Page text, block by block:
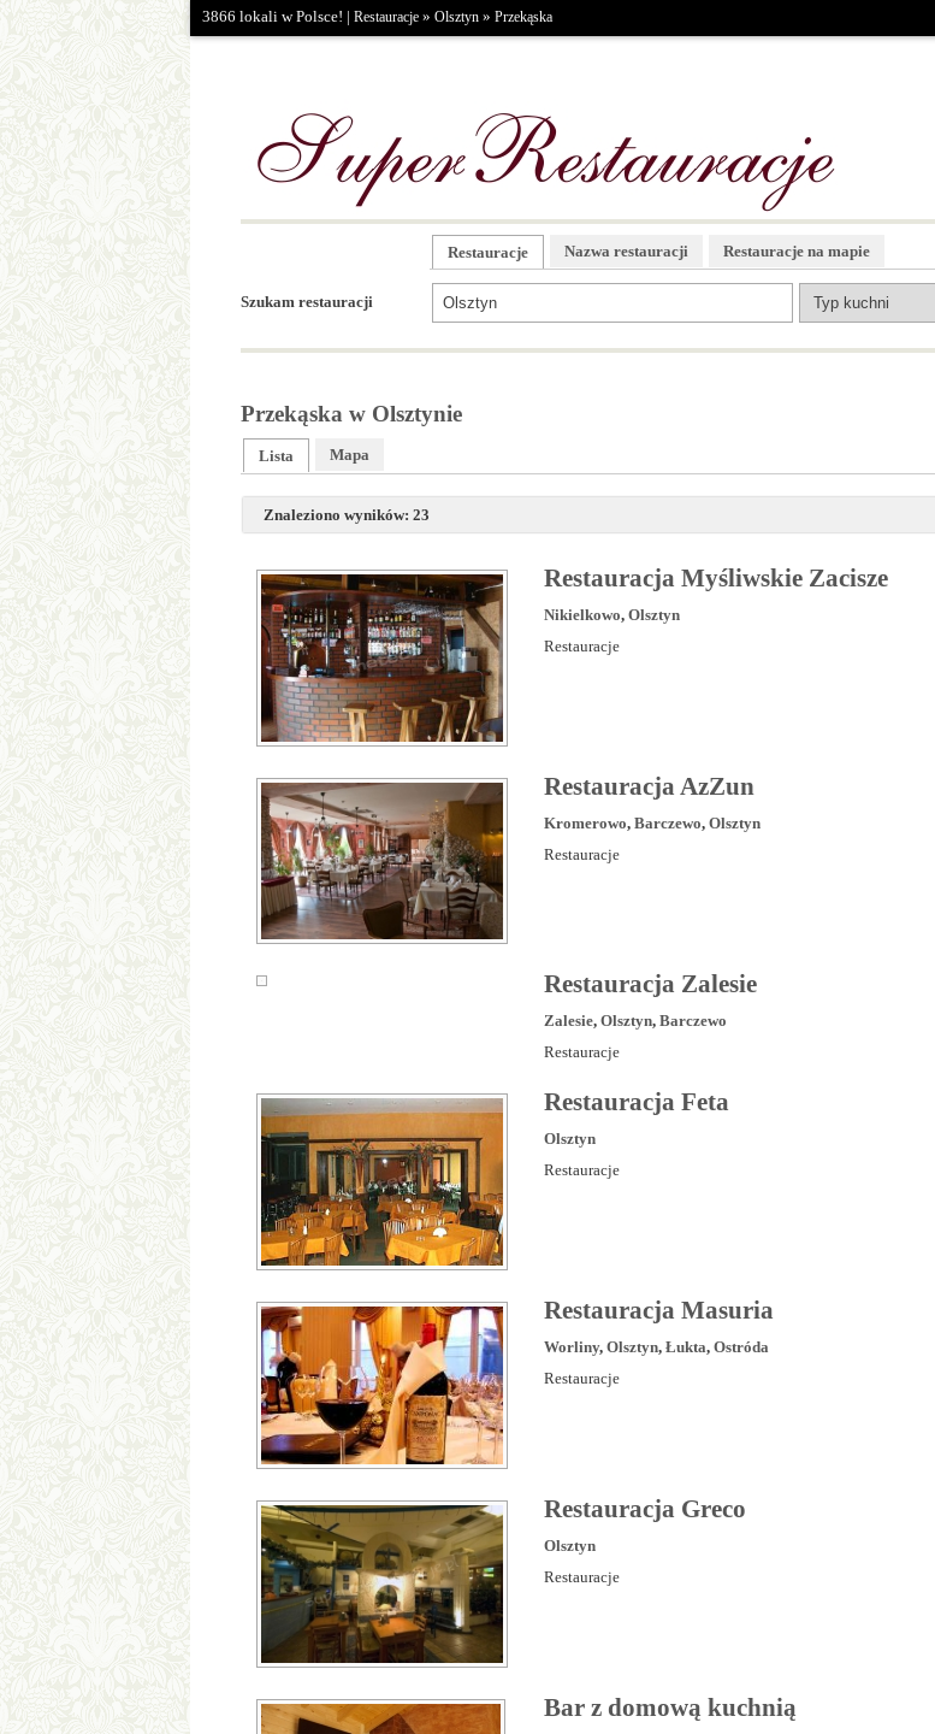
3866 lokali w Polsce! | Restauracje » Olsztyn » Przekąska
Szukam restauracji
Restauracje Nazwa restauracji Restauracje na mapie
Przekąska w Olsztynie
Lista Mapa
Znaleziono wyników: 23
Restauracja Myśliwskie Zacisze
Nikielkowo, Olsztyn
Restauracje
Restauracja AzZun
Kromerowo, Barczewo, Olsztyn
Restauracje
Restauracja Zalesie
Zalesie, Olsztyn, Barczewo
Restauracje
Restauracja Feta
Olsztyn
Restauracje
Restauracja Masuria
Worliny, Olsztyn, Łukta, Ostróda
Restauracje
Restauracja Greco
Olsztyn
Restauracje
Bar z domową kuchnią